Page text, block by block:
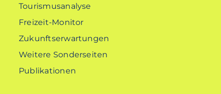
Tourismusanalyse
Freizeit-Monitor
Zukunftserwartungen
Weitere Sonderseiten
Publikationen